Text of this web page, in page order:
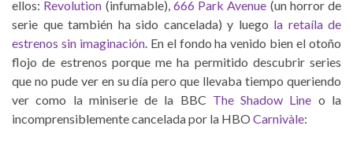
ellos: Revolution (infumable), 666 Park Avenue (un horror de
serie que también ha sido cancelada) y luego la retaíla de
estrenos sin imaginación. En el fondo ha venido bien el otoño
flojo de estrenos porque me ha permitido descubrir series
que no pude ver en su día pero que llevaba tiempo queriendo
ver como la miniserie de la BBC The Shadow Line o la
incomprensiblemente cancelada por la HBO Carnivàle: